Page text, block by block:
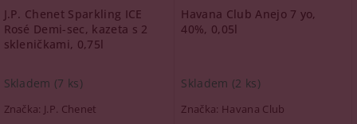
J.P. Chenet Sparkling ICE
Rosé Demi-sec, kazeta s 2
skleničkami, 0,75l
Skladem (7 ks)
Značka: J.P. Chenet
Havana Club Anejo 7 yo,
40%, 0,05l
Skladem (2 ks)
Značka: Havana Club